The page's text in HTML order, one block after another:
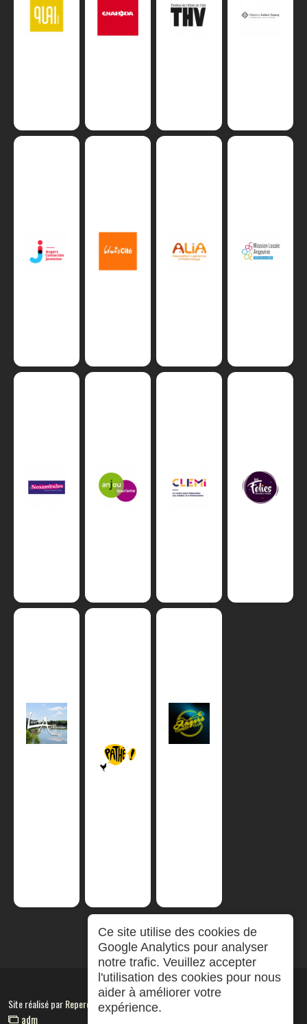
Site réalisé parRepereCom
adm
Ce site utilise des cookies de
Google Analytics pour analyser
notre trafic. Veuillez accepter
l'utilisation des cookies pour nous
aider à améliorer votre
expérience.